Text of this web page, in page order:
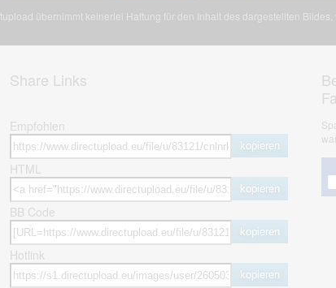
übernimmt keinerlei Haftung für den Inhalt des dargestellten
Share Links
Empfohlen
kopieren
HTML
kopieren
BB Code
kopieren
Hotlink
kopieren